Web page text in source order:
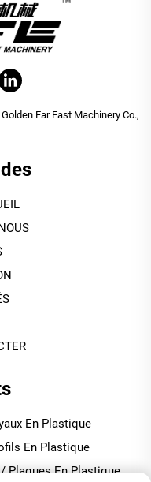
Far East Machinery Co.,
En Plastique
En Plastique
Plaques En Plastique